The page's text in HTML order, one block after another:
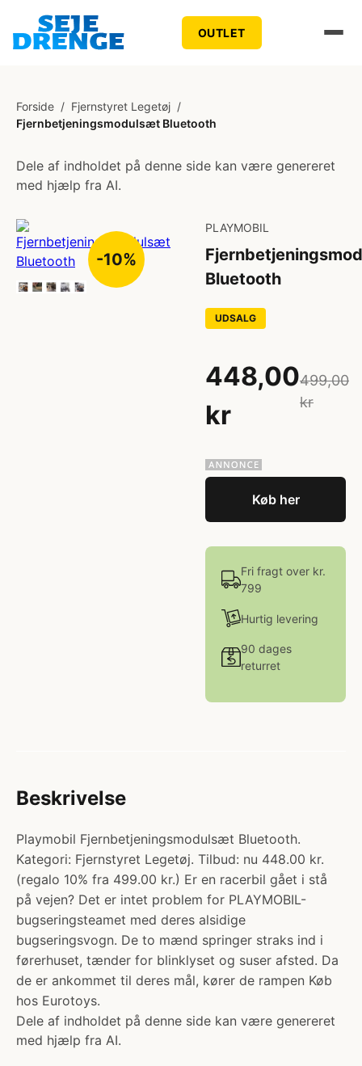
OUTLET
Forside / Fjernstyret Legetøj /
Fjernbetjeningsmodulsæt Bluetooth
Dele af indholdet på denne side kan være genereret
med hjælp fra AI.
-10%
PLAYMOBIL
Bluetooth
UDSALG
448,00
kr
499,00
kr
Køb her
Fri fragt over kr.
799
Hurtig levering
90 dages
returret
Beskrivelse
Playmobil Fjernbetjeningsmodulsæt Bluetooth.
Kategori: Fjernstyret Legetøj. Tilbud: nu 448.00 kr.
(regalo 10% fra 499.00 kr.) Er en racerbil gået i stå
på vejen? Det er intet problem for PLAYMOBIL-
bugseringsteamet med deres alsidige
bugseringsvogn. De to mænd springer straks ind i
førerhuset, tænder for blinklyset og suser afsted. Da
de er ankommet til deres mål, kører de rampen Køb
hos Eurotoys.
Dele af indholdet på denne side kan være genereret
med hjælp fra AI.